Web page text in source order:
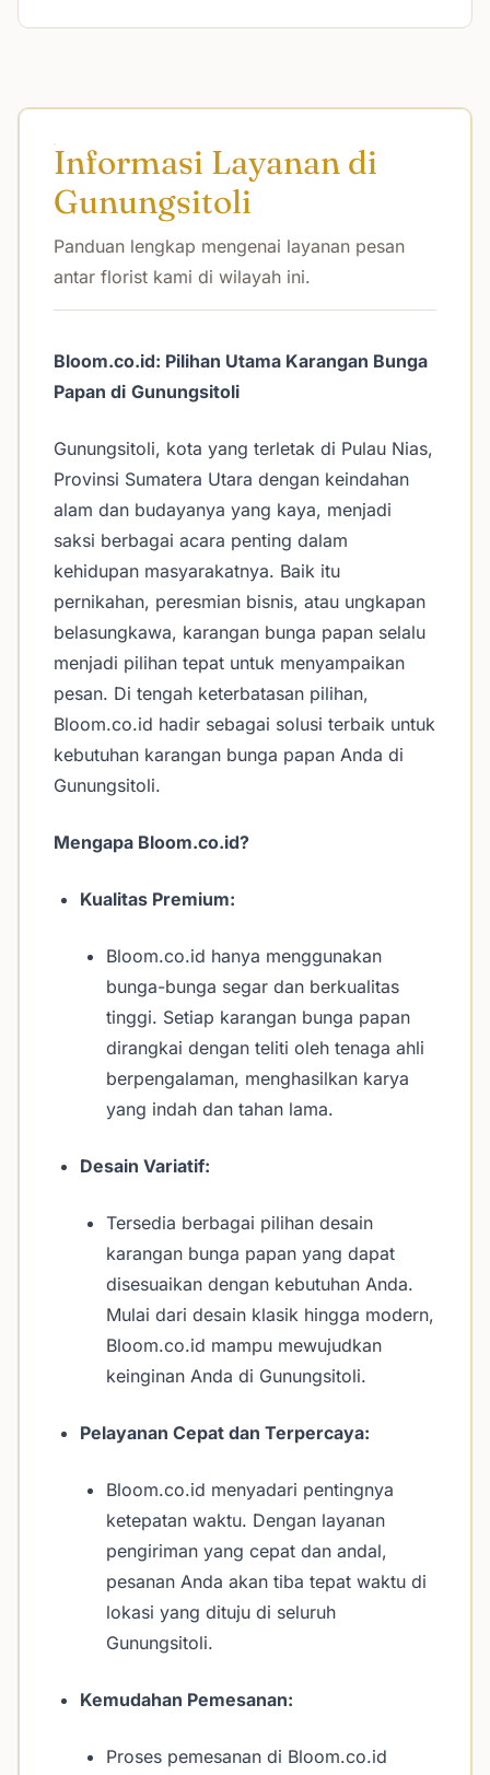
Informasi Layanan di
Gunungsitoli
Panduan lengkap mengenai layanan pesan
antar florist kami di wilayah ini.
Bloom.co.id: Pilihan Utama Karangan Bunga
Papan di Gunungsitoli
Gunungsitoli, kota yang terletak di Pulau Nias,
Provinsi Sumatera Utara dengan keindahan
alam dan budayanya yang kaya, menjadi
saksi berbagai acara penting dalam
kehidupan masyarakatnya. Baik itu
pernikahan, peresmian bisnis, atau ungkapan
belasungkawa, karangan bunga papan selalu
menjadi pilihan tepat untuk menyampaikan
pesan. Di tengah keterbatasan pilihan,
Bloom.co.id hadir sebagai solusi terbaik untuk
kebutuhan karangan bunga papan Anda di
Gunungsitoli.
Mengapa Bloom.co.id?
Kualitas Premium:
Bloom.co.id hanya menggunakan
bunga-bunga segar dan berkualitas
tinggi. Setiap karangan bunga papan
dirangkai dengan teliti oleh tenaga ahli
berpengalaman, menghasilkan karya
yang indah dan tahan lama.
Desain Variatif:
Tersedia berbagai pilihan desain
karangan bunga papan yang dapat
disesuaikan dengan kebutuhan Anda.
Mulai dari desain klasik hingga modern,
Bloom.co.id mampu mewujudkan
keinginan Anda di Gunungsitoli.
Pelayanan Cepat dan Terpercaya:
Bloom.co.id menyadari pentingnya
ketepatan waktu. Dengan layanan
pengiriman yang cepat dan andal,
pesanan Anda akan tiba tepat waktu di
lokasi yang dituju di seluruh
Gunungsitoli.
Kemudahan Pemesanan:
Proses pemesanan di Bloom.co.id